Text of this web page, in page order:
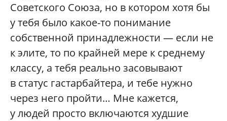
Советского Союза, но в котором хотя бы
у тебя было какое-то понимание
собственной принадлежности — если не
к элите, то по крайней мере к среднему
классу, а тебя реально засовывают
в статус гастарбайтера, и тебе нужно
через него пройти… Мне кажется,
у людей просто включаются худшие